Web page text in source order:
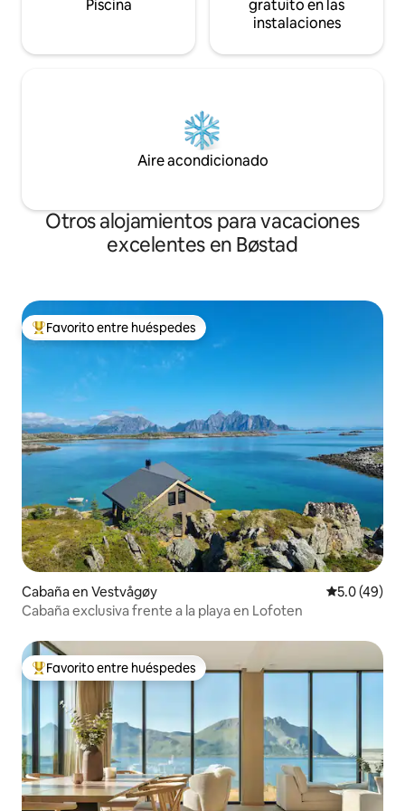
Piscina
gratuito en las
instalaciones
Aire acondicionado
Otros alojamientos para vacaciones
excelentes en Bøstad
Favorito entre huéspedes preferido
Favorito entre huéspedes
Cabaña en Vestvågøy Calificación
5.0 (49)
Cabaña exclusiva frente a la playa en Lofoten
Favorito entre huéspedes preferido
Favorito entre huéspedes